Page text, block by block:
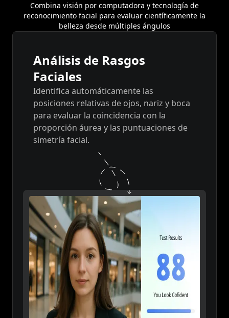
Combina visión por computadora y tecnología de
reconocimiento facial para evaluar científicamente la
belleza desde múltiples ángulos
Análisis de Rasgos
Faciales
Identifica automáticamente las
posiciones relativas de ojos, nariz y boca
para evaluar la coincidencia con la
proporción áurea y las puntuaciones de
simetría facial.